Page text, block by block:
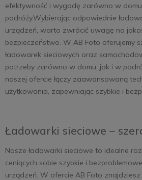
efektywność i wygodę zarówno w
podróży.Wybierając odpowiednie
urządzeń, warto zwrócić uwagę na
bezpieczeństwo. W AB Foto oferujemy
ładowarek sieciowych oraz
potrzeby zarówno w domu, jak i w
naszej ofercie łączy zaawansowaną
użytkowania, zapewniając szybkie i
Ładowarki sieciowe –
Nasze ładowarki sieciowe to idealne
ceniących sobie szybkie i
urządzeń. W ofercie AB Foto